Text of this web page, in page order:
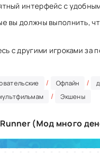
интерфейс с
вы должны выполнить,
с другими игроками за
/ Офлайн /
/ Экшены
(Мод много